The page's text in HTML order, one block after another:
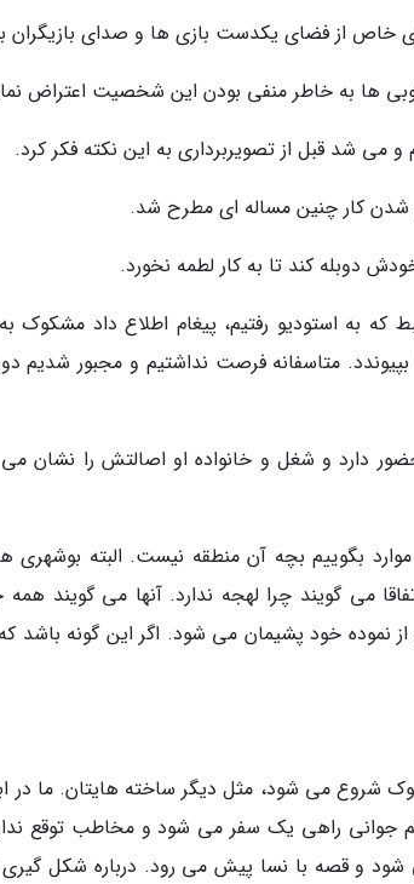
از فضای یکدست بازی ها و صدای بازیگران
ها به خاطر منفی بودن این شخصیت اعتراض
می شد قبل از تصویربرداری به این نکته فکر کرد.
شدن کار چنین مساله ای مطرح شد.
دوبله کند تا به کار لطمه نخورد.
که به استودیو رفتیم، پیغام اطلاع داد مشکوک
متاسفانه فرصت نداشتیم و مجبور شدیم
دارد و شغل و خانواده او اصالتش را نشان
بگوییم بچه آن منطقه نیست. البته بوشهری
می گویند چرا لهجه ندارد. آنها می گویند
خود پشیمان می شود. اگر این گونه باشد
شروع می شود، مثل دیگر ساخته هایتان. ما در
جوانی راهی یک سفر می شود و مخاطب توقع
شود و قصه با نسا پیش می رود. درباره شکل